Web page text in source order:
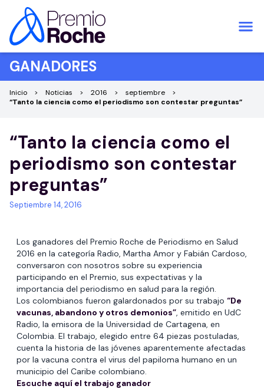
Saltar al contenido
GANADORES
Inicio Noticias 2016
septiembre
“Tanto la ciencia como el periodismo son contestar preguntas”
“Tanto la ciencia como el
periodismo son contestar
preguntas”
Septiembre 14, 2016
Los ganadores del Premio Roche de Periodismo en Salud
2016 en la categoría Radio, Martha Amor y Fabián Cardoso,
conversaron con nosotros sobre su experiencia
participando en el Premio, sus expectativas y la
importancia del periodismo en salud para la región.
Los colombianos fueron galardonados por su trabajo “De
vacunas, abandono y otros demonios”, emitido en UdC
Radio, la emisora de la Universidad de Cartagena, en
Colombia. El trabajo, elegido entre 64 piezas postuladas,
cuenta la historia de las jóvenes aparentemente afectadas
por la vacuna contra el virus del papiloma humano en un
municipio del Caribe colombiano.
Escuche aquí el trabajo ganador